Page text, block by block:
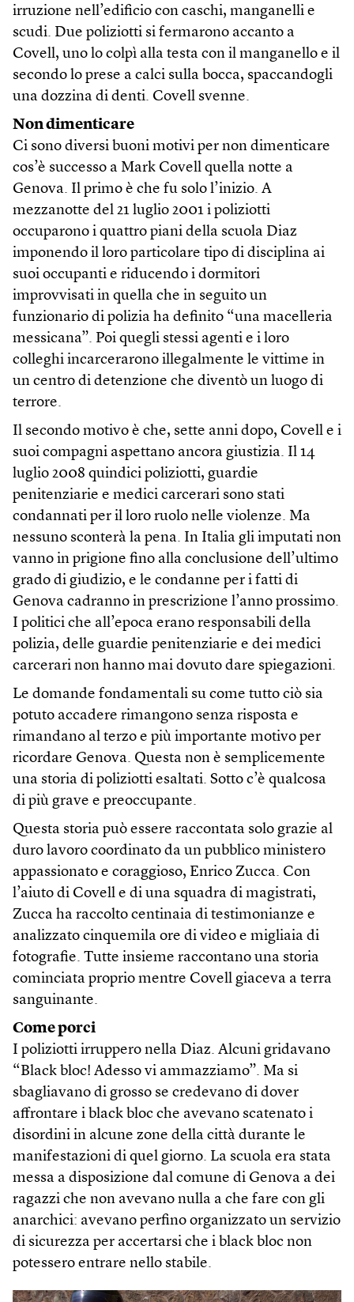
irruzione nell’edificio con caschi, manganelli e
scudi. Due poliziotti si fermarono accanto a
Covell, uno lo colpì alla testa con il manganello e il
secondo lo prese a calci sulla bocca, spaccandogli
una dozzina di denti. Covell svenne.
Non dimenticare
Ci sono diversi buoni motivi per non dimenticare
cos’è successo a Mark Covell quella notte a
Genova. Il primo è che fu solo l’inizio. A
mezzanotte del 21 luglio 2001 i poliziotti
occuparono i quattro piani della scuola Diaz
imponendo il loro particolare tipo di disciplina ai
suoi occupanti e riducendo i dormitori
improvvisati in quella che in seguito un
funzionario di polizia ha definito “una macelleria
messicana”. Poi quegli stessi agenti e i loro
colleghi incarcerarono illegalmente le vittime in
un centro di detenzione che diventò un luogo di
terrore.
Il secondo motivo è che, sette anni dopo, Covell e i
suoi compagni aspettano ancora giustizia. Il 14
luglio 2008 quindici poliziotti, guardie
penitenziarie e medici carcerari sono stati
condannati per il loro ruolo nelle violenze. Ma
nessuno sconterà la pena. In Italia gli imputati non
vanno in prigione fino alla conclusione dell’ultimo
grado di giudizio, e le condanne per i fatti di
Genova cadranno in prescrizione l’anno prossimo.
I politici che all’epoca erano responsabili della
polizia, delle guardie penitenziarie e dei medici
carcerari non hanno mai dovuto dare spiegazioni.
Le domande fondamentali su come tutto ciò sia
potuto accadere rimangono senza risposta e
rimandano al terzo e più importante motivo per
ricordare Genova. Questa non è semplicemente
una storia di poliziotti esaltati. Sotto c’è qualcosa
di più grave e preoccupante.
Questa storia può essere raccontata solo grazie al
duro lavoro coordinato da un pubblico ministero
appassionato e coraggioso, Enrico Zucca. Con
l’aiuto di Covell e di una squadra di magistrati,
Zucca ha raccolto centinaia di testimonianze e
analizzato cinquemila ore di video e migliaia di
fotografie. Tutte insieme raccontano una storia
cominciata proprio mentre Covell giaceva a terra
sanguinante.
Come porci
I poliziotti irruppero nella Diaz. Alcuni gridavano
“Black bloc! Adesso vi ammazziamo”. Ma si
sbagliavano di grosso se credevano di dover
affrontare i black bloc che avevano scatenato i
disordini in alcune zone della città durante le
manifestazioni di quel giorno. La scuola era stata
messa a disposizione dal comune di Genova a dei
ragazzi che non avevano nulla a che fare con gli
anarchici: avevano perfino organizzato un servizio
di sicurezza per accertarsi che i black bloc non
potessero entrare nello stabile.